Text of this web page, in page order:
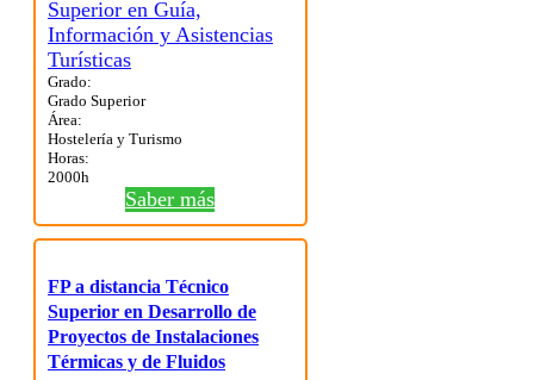
Grado:
Grado Superior
Área:
Hostelería y Turismo
Horas:
2000h
Saber más
FP a distancia Técnico
Superior en Desarrollo de
Proyectos de Instalaciones
Térmicas y de Fluidos